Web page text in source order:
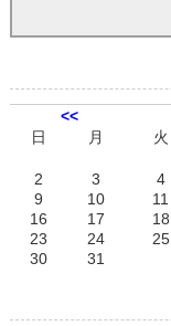
<<
日
月 火
2
3 4
9
10 11
16
17 18
23
24 25
30
31